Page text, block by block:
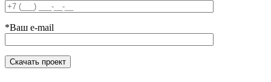
*Ваш e-mail